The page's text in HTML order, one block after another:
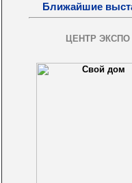
Ближайшие
ЦЕНТР ЭКСПО